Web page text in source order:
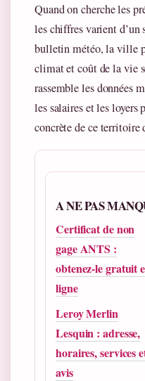
Quand on cherche les
les chiffres varient d’un
bulletin météo, la ville
climat et coût de la vie
rassemble les données
les salaires et les loyers
concrète de ce territoire
A NE PAS
Certificat de non
gage ANTS :
obtenez-le gratuit
ligne
Leroy Merlin
Lesquin : adresse,
horaires, services
avis